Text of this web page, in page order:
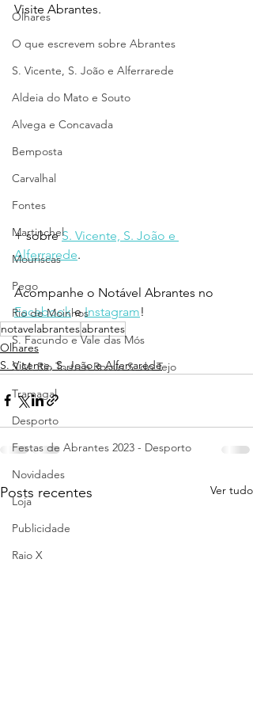
Olhares
O que escrevem sobre Abrantes
S. Vicente, S. João e Alferrarede
Aldeia do Mato e Souto
Alvega e Concavada
Bemposta
Carvalhal
Fontes
Martinchel
Mouriscas
Pego
Rio de Moinhos
S. Facundo e Vale das Mós
S.M. Rio Torto e Rossio S. do Tejo
Tramagal
Desporto
Festas de Abrantes 2023 - Desporto
Novidades
Loja
Publicidade
Raio X
Visite Abrantes.
+ sobre S. Vicente, S. João e
Alferrarede.
Acompanhe o Notável Abrantes no
Facebook e Instagram!
notavelabrantesabrantes
Olhares
S. Vicente, S. João e Alferrarede
Posts recentes Ver tudo